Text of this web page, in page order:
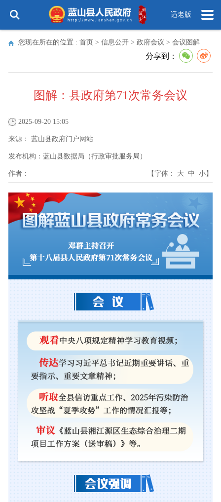
适老版
您现在所在的位置 : 首页 > 信息公开 > 政府会议 > 会议图解
分享到：
图解：县政府第71次常务会议
2025-09-20 15:05
来源： 蓝山县政府门户网站
发布机构： 蓝山县数据局（行政审批服务局）
作者： 【字体： 大 中 小】